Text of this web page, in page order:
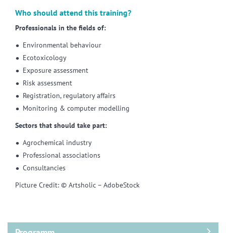
Who should attend this training?
Professionals in the fields of:
Environmental behaviour
Ecotoxicology
Exposure assessment
Risk assessment
Registration, regulatory affairs
Monitoring & computer modelling
Sectors that should take part:
Agrochemical industry
Professional associations
Consultancies
Picture Credit: © Artsholic – AdobeStock